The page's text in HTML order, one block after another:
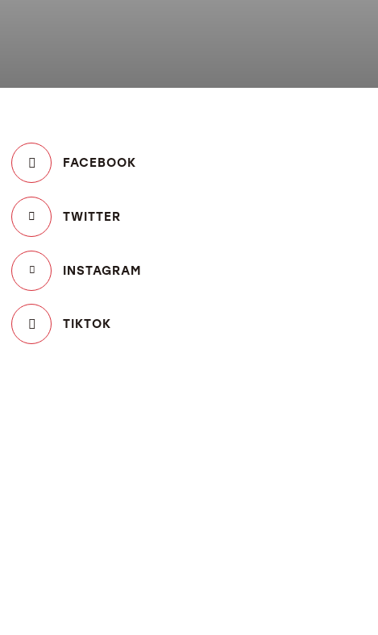
FACEBOOK
TWITTER
INSTAGRAM
TIKTOK